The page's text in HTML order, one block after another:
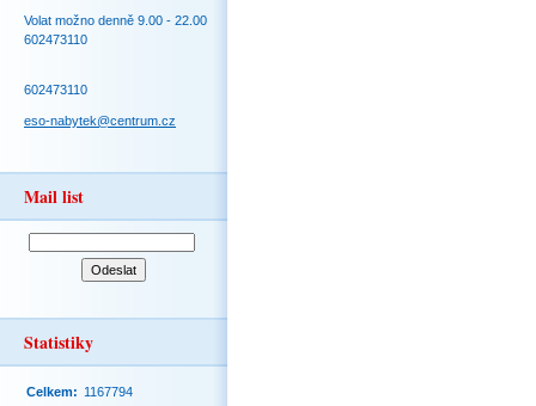
Volat možno denně 9.00 - 22.00
602473110
602473110
eso-nabytek@centrum.cz
Mail list
Statistiky
Celkem: 1167794